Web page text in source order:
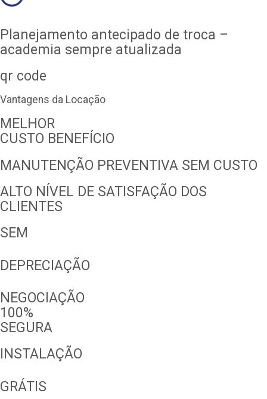
Planejamento antecipado de troca –
academia sempre atualizada
qr code
Vantagens da Locação
MELHOR
CUSTO BENEFÍCIO
MANUTENÇÃO PREVENTIVA SEM CUSTO
ALTO NÍVEL DE SATISFAÇÃO DOS
CLIENTES
SEM
DEPRECIAÇÃO
NEGOCIAÇÃO
100%
SEGURA
INSTALAÇÃO
GRÁTIS